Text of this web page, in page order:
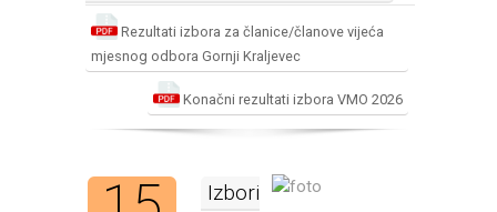
Rezultati izbora za članice/članove vijeća
mjesnog odbora Gornji Kraljevec
Konačni rezultati izbora VMO 2026
Izbori